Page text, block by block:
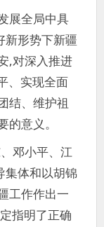
展全局中具
新形势下新疆
,对深入推进
、实现全面
结、维护祖
意义。
邓小平、江
集体和以胡锦
工作作出一
指明了正确